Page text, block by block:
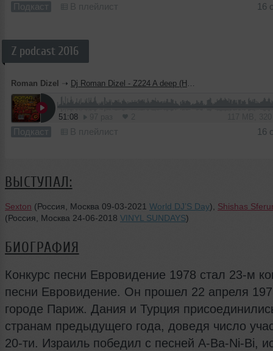
Подкаст В плейлист 16
Z podcast 2016
Roman Dizel ➝ Dj Roman Dizel - Z224 A deep (HDFR024)
51:08
Подкаст В плейлист 16
ВЫСТУПАЛ:
Sexton (Россия, Москва 09-03-2021 World DJ’S Day), Shishas
(Россия, Москва 24-06-2018 VINYL SUNDAYS)
БИОГРАФИЯ
Конкурс песни Евровидение 1978 стал 23-м
песни Евровидение. Он прошел 22 апреля
городе Париж. Дания и Турция
странам предыдущего года, доведя число
20-ти. Израиль победил с песней A-Ba-Ni-Bi,